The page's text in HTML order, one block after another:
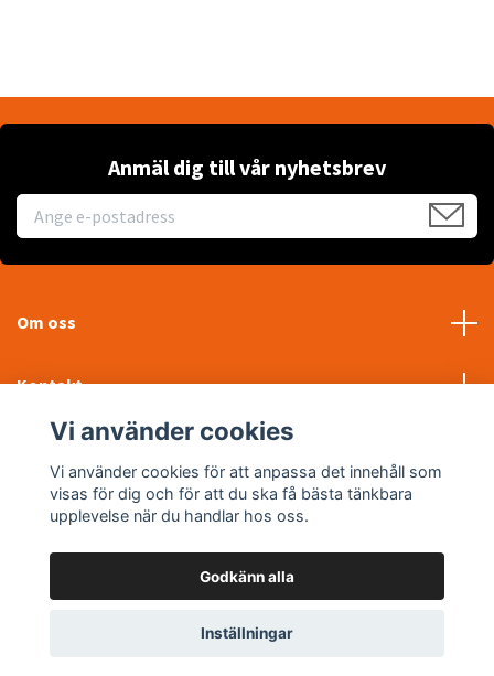
Anmäl dig till vår nyhetsbrev
Om oss
Kontakt
Sociala medier
© 2026 WTP Maskin AB
Vi använder cookies
Vi använder cookies för att anpassa det innehåll som
visas för dig och för att du ska få bästa tänkbara
upplevelse när du handlar hos oss.
Godkänn alla
Inställningar